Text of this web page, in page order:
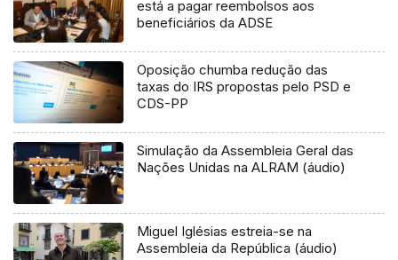
está a pagar reembolsos aos
beneficiários da ADSE
Oposição chumba redução das
taxas do IRS propostas pelo PSD e
CDS-PP
Simulação da Assembleia Geral das
Nações Unidas na ALRAM (áudio)
Miguel Iglésias estreia-se na
Assembleia da República (áudio)